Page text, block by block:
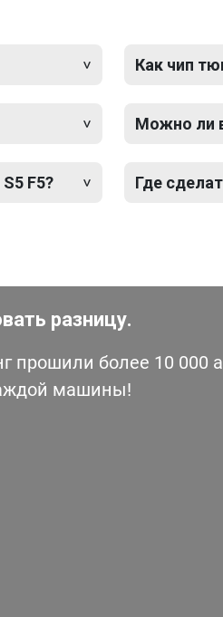
F5?
Как чип
Можно ли
Где
разницу.
более 10 000
машины!